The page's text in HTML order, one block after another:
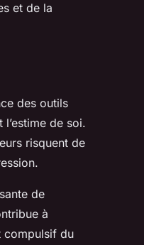
et de la
des outils
de soi.
risquent de
de
à
compulsif du